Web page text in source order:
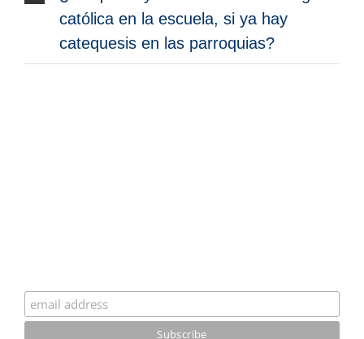
católica en la escuela, si ya hay
catequesis en las parroquias?